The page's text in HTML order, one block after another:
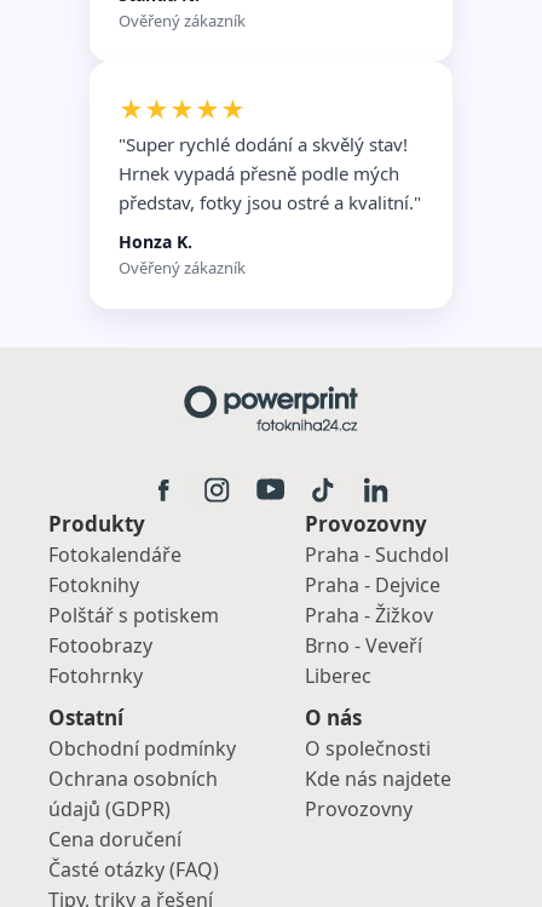
Ověřený zákazník
★★★★★
"Super rychlé dodání a skvělý stav!
Hrnek vypadá přesně podle mých
představ, fotky jsou ostré a kvalitní."
Honza K.
Ověřený zákazník
Produkty
Fotokalendáře
Fotoknihy
Polštář s potiskem
Fotoobrazy
Fotohrnky
Provozovny
Praha - Suchdol
Praha - Dejvice
Praha - Žižkov
Brno - Veveří
Liberec
Ostatní
Obchodní podmínky
Ochrana osobních
údajů (GDPR)
Cena doručení
Časté otázky (FAQ)
Tipy, triky a řešení
O nás
O společnosti
Kde nás najdete
Provozovny